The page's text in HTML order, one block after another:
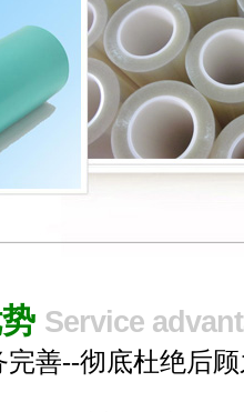
Service
完善--彻底杜绝后